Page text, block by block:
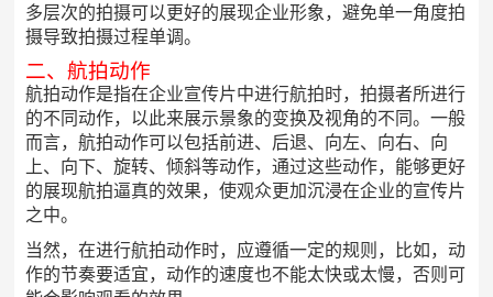
多层次的拍摄可以更好的展现企业形象，避免单一角度拍
摄导致拍摄过程单调。
二、航拍动作
航拍动作是指在企业宣传片中进行航拍时，拍摄者所进行
的不同动作，以此来展示景象的变换及视角的不同。一般
而言，航拍动作可以包括前进、后退、向左、向右、向
上、向下、旋转、倾斜等动作，通过这些动作，能够更好
的展现航拍逼真的效果，使观众更加沉浸在企业的宣传片
之中。
当然，在进行航拍动作时，应遵循一定的规则，比如，动
作的节奏要适宜，动作的速度也不能太快或太慢，否则可